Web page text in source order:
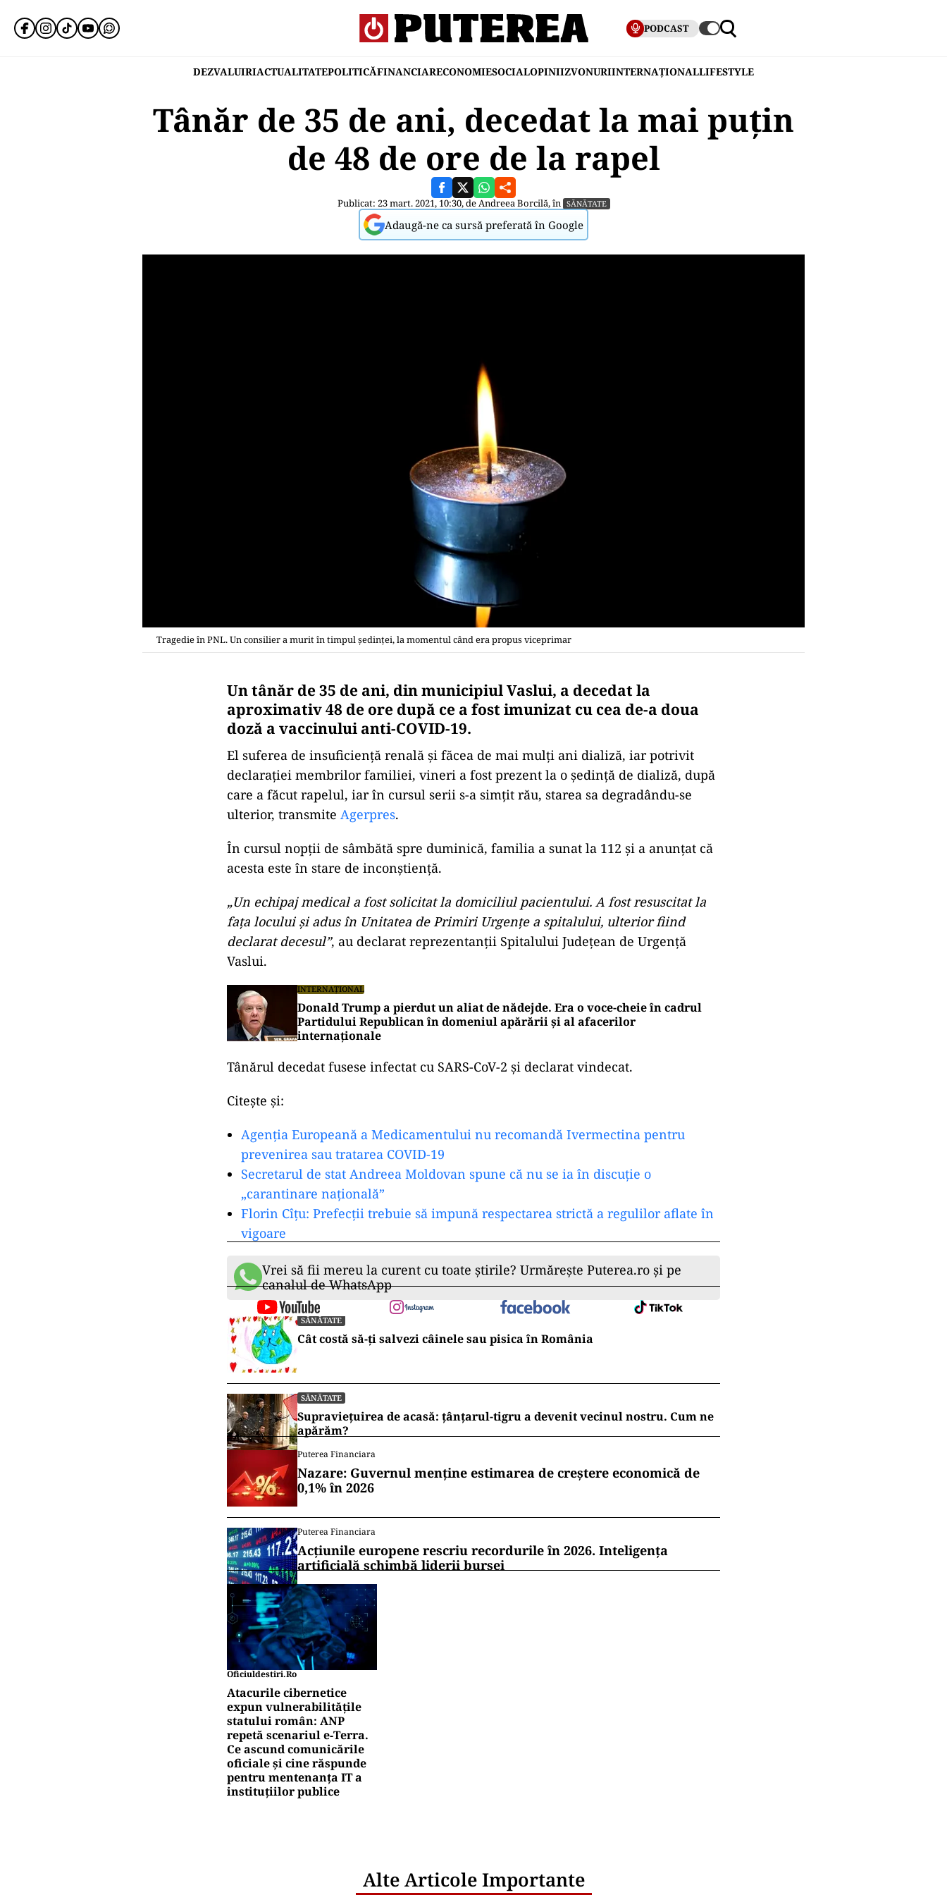
PODCAST
DEZVALUIRIACTUALITATEPOLITICĂFINANCIARECONOMIESOCIALOPINIIZVONURIINTERNAȚIONALLIFESTYLE
Tânăr de 35 de ani, decedat la mai puțin
de 48 de ore de la rapel
Publicat: 23 mart. 2021, 10:30, deAndreea Borcilă, în SĂNĂTATE
Adaugă-ne ca sursă preferată în Google
Tragedie în PNL. Un consilier a murit în timpul ședinței, la momentul când era propus viceprimar
Un tânăr de 35 de ani, din municipiul Vaslui, a decedat la
aproximativ 48 de ore după ce a fost imunizat cu cea de-a doua
doză a vaccinului anti-COVID-19.
El suferea de insuficienţă renală şi făcea de mai mulţi ani dializă, iar potrivit
declaraţiei membrilor familiei, vineri a fost prezent la o şedinţă de dializă, după
care a făcut rapelul, iar în cursul serii s-a simţit rău, starea sa degradându-se
ulterior, transmite Agerpres.
În cursul nopţii de sâmbătă spre duminică, familia a sunat la 112 şi a anunţat că
acesta este în stare de inconştienţă.
ad
„Un echipaj medical a fost solicitat la domiciliul pacientului. A fost resuscitat la
faţa locului şi adus în Unitatea de Primiri Urgenţe a spitalului, ulterior fiind
declarat decesul”, au declarat reprezentanţii Spitalului Judeţean de Urgenţă
Vaslui.
Partidului Republican în domeniul apărării și al afacerilor
internaționale
Tânărul decedat fusese infectat cu SARS-CoV-2 şi declarat vindecat.
Citește și:
Agenția Europeană a Medicamentului nu recomandă Ivermectina pentru
prevenirea sau tratarea COVID-19
Secretarul de stat Andreea Moldovan spune că nu se ia în discuție o
„carantinare națională”
Florin Cîțu: Prefecții trebuie să impună respectarea strictă a regulilor aflate în
vigoare
Vrei să fii mereu la curent cu toate știrile? Urmărește Puterea.ro și pe
canalul de WhatsApp
SĂNĂTATE
SĂNĂTATE
Supraviețuirea de acasă: țânțarul-tigru a devenit vecinul nostru. Cum ne
apărăm?
Puterea Financiara
Nazare: Guvernul menține estimarea de creștere economică de
0,1% în 2026
Puterea Financiara
Acțiunile europene rescriu recordurile în 2026. Inteligența